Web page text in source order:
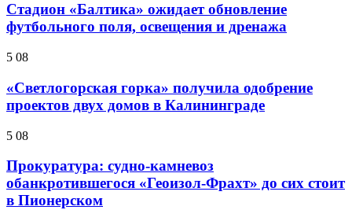
Стадион «Балтика» ожидает обновление
футбольного поля, освещения и дренажа
5 08
«Светлогорская горка» получила одобрение
проектов двух домов в Калининграде
5 08
Прокуратура: судно-камневоз
обанкротившегося «Геоизол-Фрахт» до сих стоит
в Пионерском